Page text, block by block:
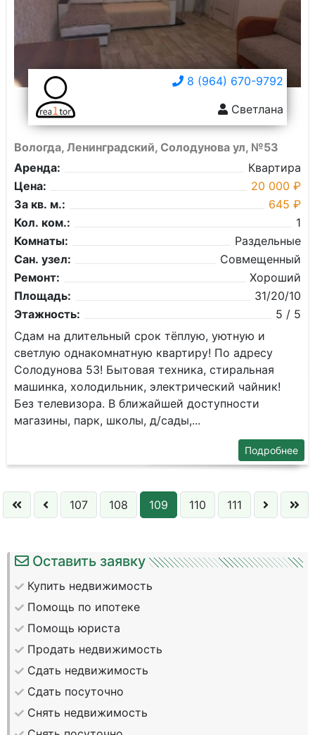
8 (964) 670-9792
Светлана
Вологда, Ленинградский, Солодунова ул, №53
Аренда:
Квартира
Цена:
20 000 ₽
За кв. м.:
645 ₽
Кол. ком.:
1
Комнаты:
Раздельные
Сан. узел:
Совмещенный
Ремонт:
Хороший
Площадь:
31/20/10
Этажность:
5 / 5
Сдам на длительный срок тёплую, уютную и
светлую однакомнатную квартиру! По адресу
Солодунова 53! Бытовая техника, стиральная
машинка, холодильник, электрический чайник!
Без телевизора. В ближайшей доступности
магазины, парк, школы, д/сады,...
Подробнее
107 108 109 110 111
Оставить заявку
Купить недвижимость
Помощь по ипотеке
Помощь юриста
Продать недвижимость
Сдать недвижимость
Сдать посуточно
Снять недвижимость